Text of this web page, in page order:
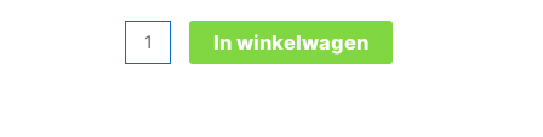
In winkelwagen